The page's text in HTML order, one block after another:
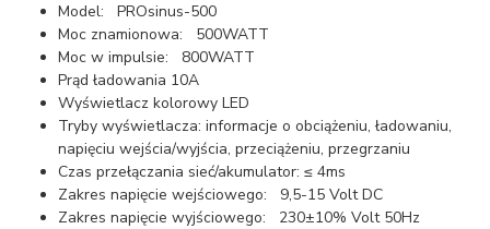
Model: PROsinus-500
Moc znamionowa: 500WATT
Moc w impulsie: 800WATT
Prąd ładowania 10A
Wyświetlacz kolorowy LED
Tryby wyświetlacza: informacje o obciążeniu, ładowaniu,
napięciu wejścia/wyjścia, przeciążeniu, przegrzaniu
Czas przełączania sieć/akumulator: ≤ 4ms
Zakres napięcie wejściowego: 9,5-15 Volt DC
Zakres napięcie wyjściowego: 230±10% Volt 50Hz